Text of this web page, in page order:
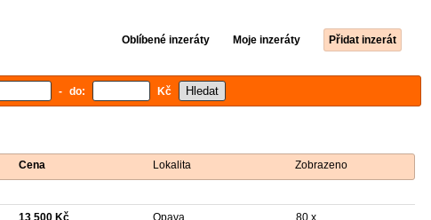
Oblíbené inzeráty Moje inzeráty Přidat inzerát
- do: Kč
Cena Lokalita Zobrazeno
13 500 Kč
Opava
80 x